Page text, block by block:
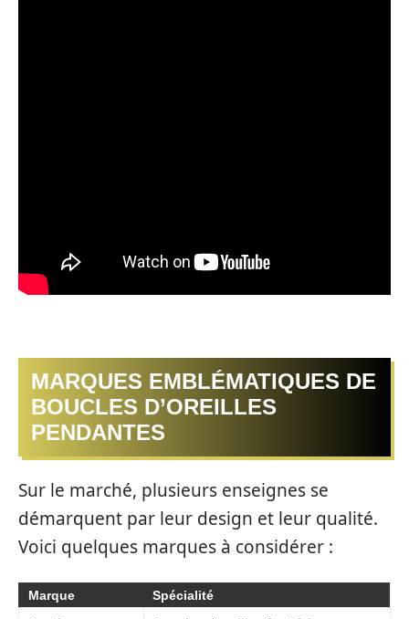
MARQUES EMBLÉMATIQUES DE
BOUCLES D’OREILLES
PENDANTES
Sur le marché, plusieurs enseignes se
démarquent par leur design et leur qualité.
Voici quelques marques à considérer :
Marque Spécialité